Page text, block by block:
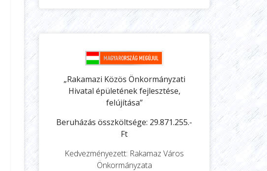
„Rakamazi Közös Önkormányzati
Hivatal épületének fejlesztése,
felújítása”
Beruházás összköltsége: 29.871.255.-
Ft
Kedvezményezett: Rakamaz Város
Önkormányzata